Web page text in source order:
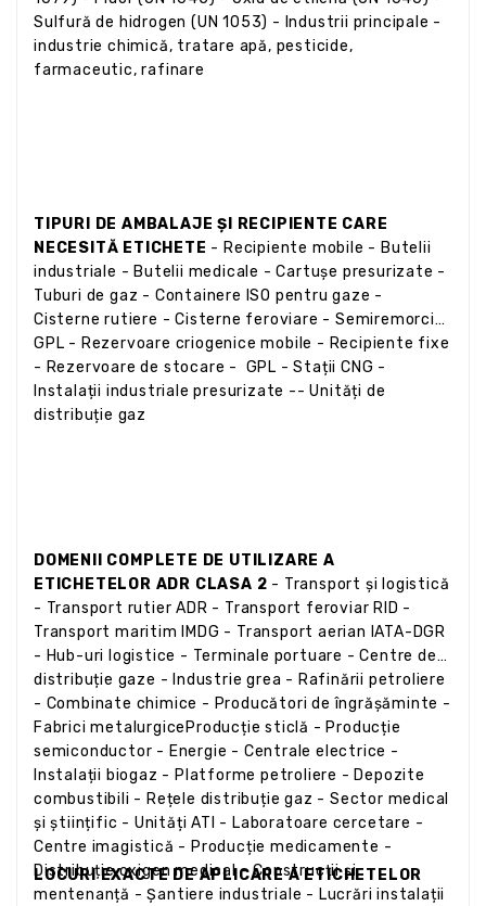
Sulfură de hidrogen (UN 1053) - Industrii principale -
industrie chimică, tratare apă, pesticide,
farmaceutic, rafinare
TIPURI DE AMBALAJE ȘI RECIPIENTE CARE
NECESITĂ ETICHETE - Recipiente mobile - Butelii
industriale - Butelii medicale - Cartușe presurizate -
Tuburi de gaz - Containere ISO pentru gaze -
Cisterne rutiere - Cisterne feroviare - Semiremorci
GPL - Rezervoare criogenice mobile - Recipiente fixe
- Rezervoare de stocare - GPL - Stații CNG -
Instalații industriale presurizate -- Unități de
distribuție gaz
DOMENII COMPLETE DE UTILIZARE A
ETICHETELOR ADR CLASA 2 - Transport și logistică
- Transport rutier ADR - Transport feroviar RID -
Transport maritim IMDG - Transport aerian IATA-DGR
- Hub-uri logistice - Terminale portuare - Centre de
distribuție gaze - Industrie grea - Rafinării petroliere
- Combinate chimice - Producători de îngrășăminte -
Fabrici metalurgiceProducție sticlă - Producție
semiconductor - Energie - Centrale electrice -
Instalații biogaz - Platforme petroliere - Depozite
combustibili - Rețele distribuție gaz - Sector medical
și științific - Unități ATI - Laboratoare cercetare -
Centre imagistică - Producție medicamente -
Distribuție oxigen medical - Construcții și
mentenanță - Șantiere industriale - Lucrări instalații
LOCURI EXACTE DE APLICARE A ETICHETELOR